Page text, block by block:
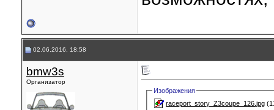
02.06.2016, 18:58
bmw3s
Организатор
Изображения
raceport_story_Z3coupe_126.jpg